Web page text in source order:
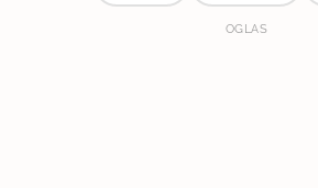
OGLAS